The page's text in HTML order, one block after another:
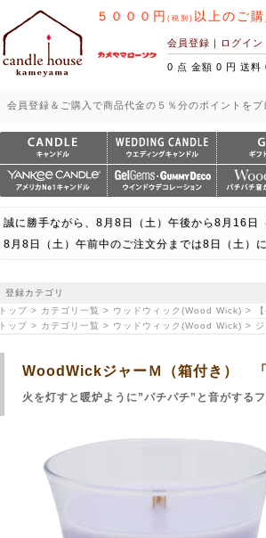
５０００円 (税別) 以上のご
会員登録 ｜ ログイン
0 点 金額 0 円 送料
会員登録＆ご購入で商品代金の５％分のポイントをプ
誠に勝手ながら、8月8日（土）午後から8月16日
8月8日（土）午前中のご注文分までは8日（土）
登録カテゴリ
トップ > カテゴリ一覧 > ウッドウィック(Wood Wick) >
トップ > カテゴリ一覧 > ウッドウィック(Wood Wick) > ジ
WoodWickジャーＭ（箱付き） 「
火を灯すと暖炉ように”パチパチ”と音がす